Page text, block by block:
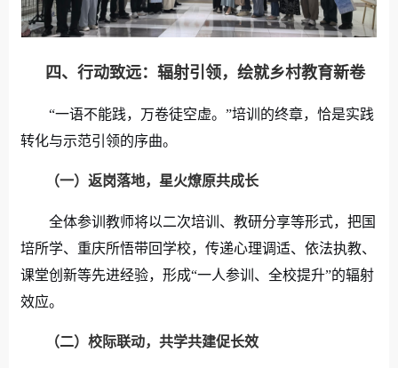
四、行动致远：辐射引领，绘就乡村教育新卷
“一语不能践，万卷徒空虚。”培训的终章，恰是实践
转化与示范引领的序曲。
（一） 返岗落地，星火燎原共成长
全体参训教师将以二次培训、教研分享等形式，把国
培所学、重庆所悟带回学校，传递心理调适、依法执教、
课堂创新等先进经验，形成“一人参训、全校提升”的辐射
效应。
（二） 校际联动，共学共建促长效